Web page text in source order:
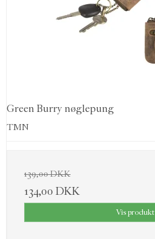
Green Burry nøglepung
TMN
139,00 DKK
134,00 DKK
Vis produkt